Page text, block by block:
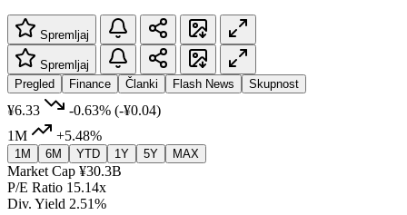
Spremljaj
Spremljaj
Pregled
Finance Članki Flash News Skupnost
¥6.33 -0.63% (-¥0.04)
1M
+5.48%
1M 6M YTD 1Y 5Y MAX
Market Cap ¥30.3B
P/E Ratio 15.14x
Div. Yield 2.51%